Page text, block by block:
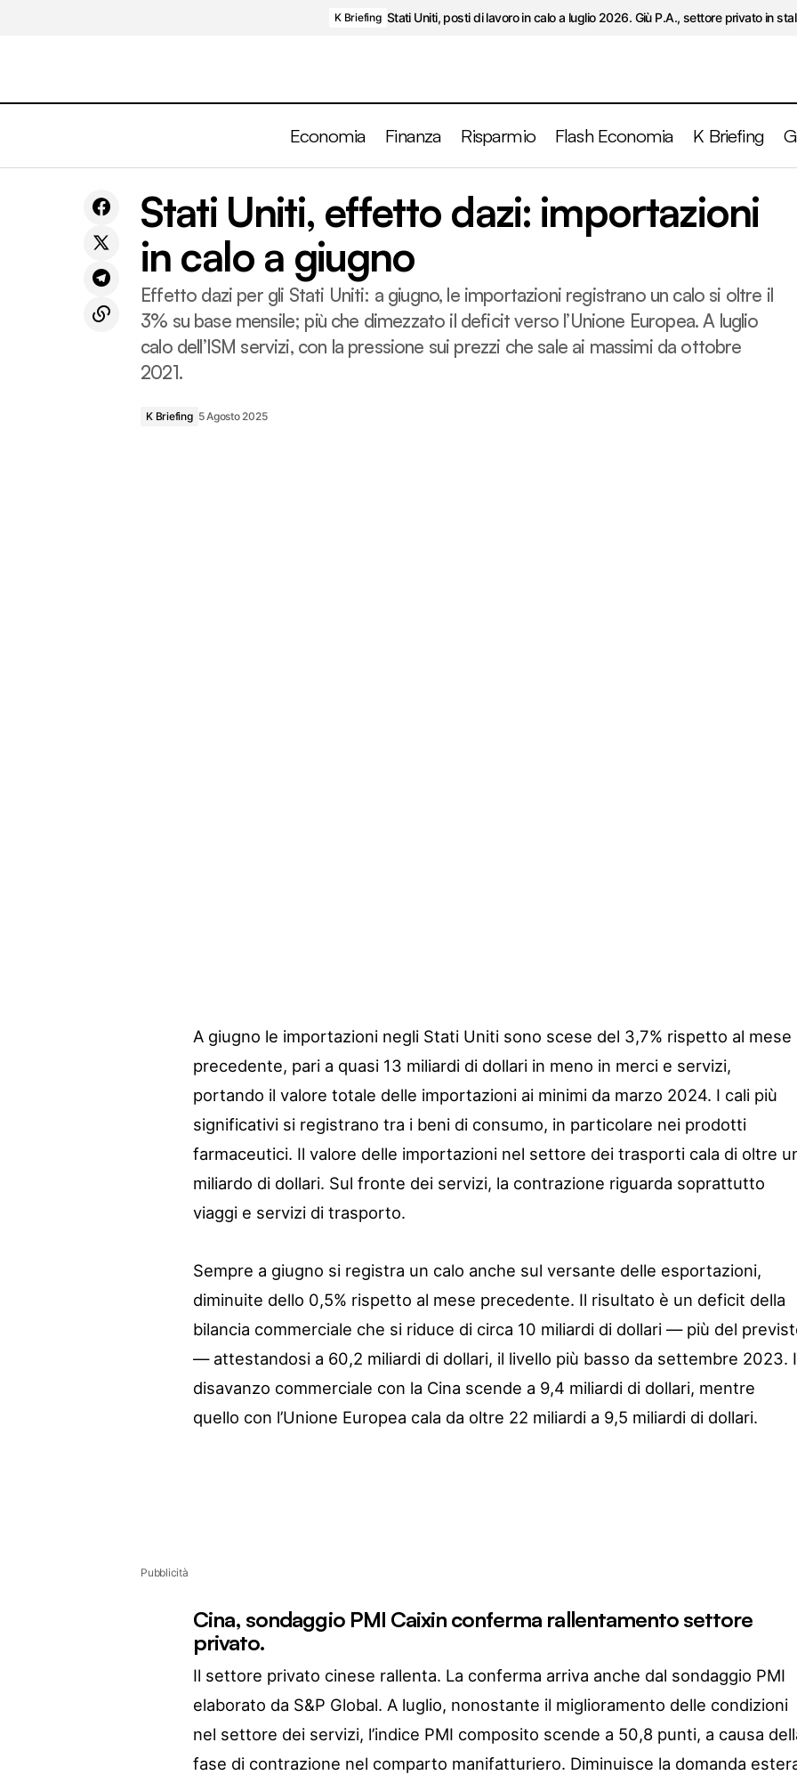
K Briefing Stati Uniti, posti di lavoro in calo a luglio 2026. Giù P.A., settore privato in
Economia Finanza Risparmio Flash Economia K Briefing
l'intelligenza artificiale crea "cartelli" sui
mercati finanziari
Stati Uniti, effetto dazi: importazioni in calo a
Stati Uniti, effetto dazi: importazioni
in calo a giugno
Effetto dazi per gli Stati Uniti: a giugno, le importazioni registrano un calo si oltre il
3% su base mensile; più che dimezzato il deficit verso l’Unione Europea. A luglio
calo dell’ISM servizi, con la pressione sui prezzi che sale ai massimi da ottobre
2021.
K Briefing 5 Agosto 2025
A giugno le importazioni negli Stati Uniti sono scese del 3,7% rispetto al mese
precedente, pari a quasi 13 miliardi di dollari in meno in merci e servizi,
portando il valore totale delle importazioni ai minimi da marzo 2024. I cali più
significativi si registrano tra i beni di consumo, in particolare nei prodotti
farmaceutici. Il valore delle importazioni nel settore dei trasporti cala di oltre
miliardo di dollari. Sul fronte dei servizi, la contrazione riguarda soprattutto
viaggi e servizi di trasporto.
Sempre a giugno si registra un calo anche sul versante delle esportazioni,
diminuite dello 0,5% rispetto al mese precedente. Il risultato è un deficit della
bilancia commerciale che si riduce di circa 10 miliardi di dollari — più del
— attestandosi a 60,2 miliardi di dollari, il livello più basso da settembre 2023.
disavanzo commerciale con la Cina scende a 9,4 miliardi di dollari, mentre
quello con l’Unione Europea cala da oltre 22 miliardi a 9,5 miliardi di dollari.
Pubblicità
Cina, sondaggio PMI Caixin conferma rallentamento settore
privato.
Il settore privato cinese rallenta. La conferma arriva anche dal sondaggio PMI
elaborato da S&P Global. A luglio, nonostante il miglioramento delle condizioni
nel settore dei servizi, l’indice PMI composito scende a 50,8 punti, a causa
fase di contrazione nel comparto manifatturiero. Diminuisce la domanda